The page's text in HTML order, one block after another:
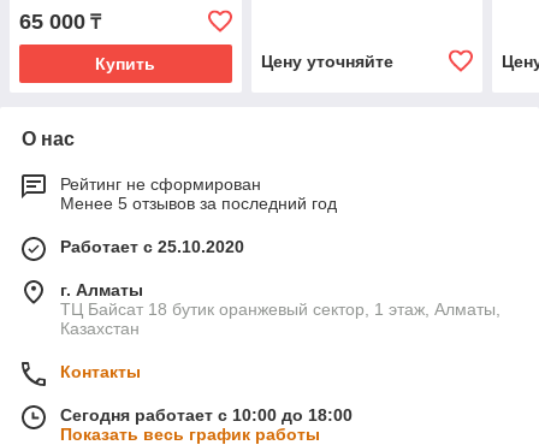
65 000 ₸
Купить Цену уточняйте
О нас
Рейтинг не сформирован
Менее 5 отзывов за последний год
Работает с 25.10.2020
г. Алматы
ТЦ Байсат 18 бутик оранжевый сектор, 1 этаж, Алматы,
Казахстан
Контакты
Сегодня работает с 10:00 до 18:00
Показать весь график работы